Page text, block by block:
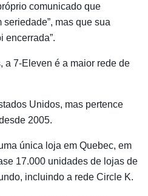
comunicado que
mas que sua
encerrada”.
a 7-Eleven é a maior rede de
Unidos, mas pertence
2005.
única loja em Quebec, em
17.000 unidades de lojas de
incluindo a rede Circle K.